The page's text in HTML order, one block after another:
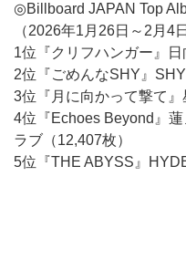
◎Billboard JAPAN Top
（2026年1月26日～2月4
1位『クリフハンガー』日
2位『ごめんなSHY』SHY
3位『月に向かって撃て』
4位『Echoes Beyond』
ラブ（12,407枚）
5位『THE ABYSS』